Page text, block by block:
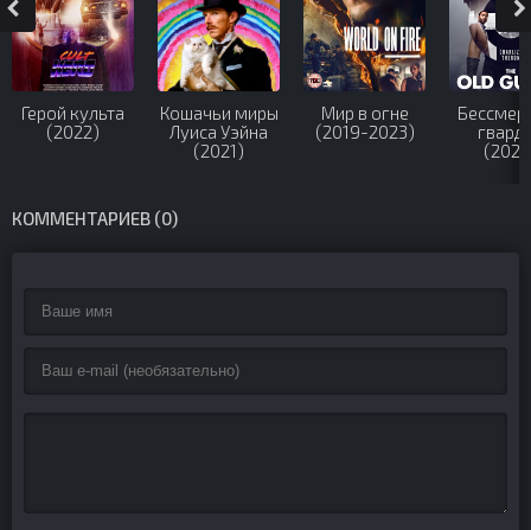
Герой культа
(2022)
Кошачьи миры
Луиса Уэйна
(2021)
Мир в огне
(2019-2023)
КОММЕНТАРИЕВ (0)